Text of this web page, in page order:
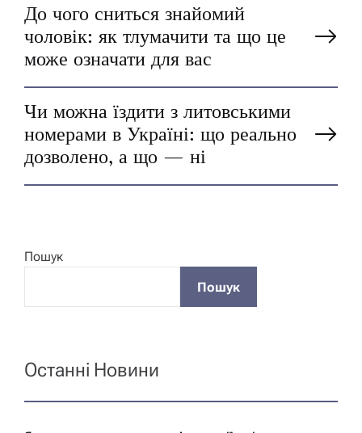
Н
а
в
і
г
ц
і
я
з
До чого сниться знайомий
чоловік: як тлумачити та що це
може означати для вас
Чи можна їздити з литовськими
номерами в Україні: що реально
дозволено, а що — ні
Пошук
Пошук
Останні Новини